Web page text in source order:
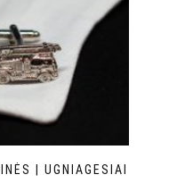
| UGNIAGESIAI